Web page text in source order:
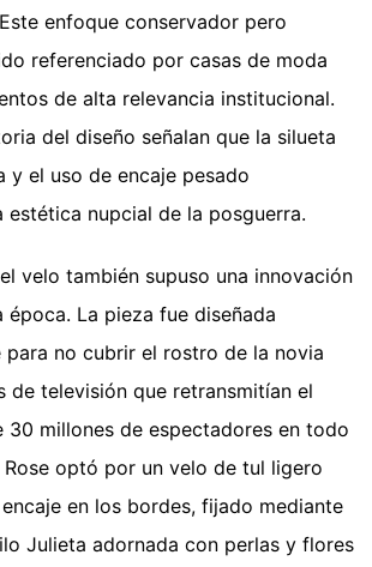
enfoque conservador pero
referenciado por casas de moda
de alta relevancia institucional.
del diseño señalan que la silueta
y el uso de encaje pesado
estética nupcial de la posguerra.
velo también supuso una innovación
época. La pieza fue diseñada
para no cubrir el rostro de la novia
de televisión que retransmitían el
30 millones de espectadores en todo
Rose optó por un velo de tul ligero
en los bordes, fijado mediante
Julieta adornada con perlas y flores